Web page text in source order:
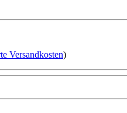
Versandkosten)